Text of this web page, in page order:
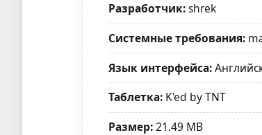
Разработчик:shrek
Системные требования:
Язык интерфейса:
Таблетка: K'ed by TNT
Размер:21.49 MB